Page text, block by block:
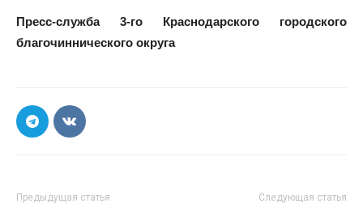
Пресс-служба 3-го Краснодарского городского
благочиннического округа
Предыдущая статья Следующая статья